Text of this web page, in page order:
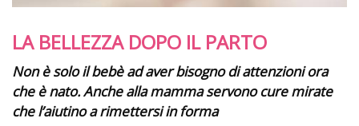
LA BELLEZZA DOPO IL PARTO
Non è solo il bebè ad aver bisogno di attenzioni ora
che è nato. Anche alla mamma servono cure mirate
che l’aiutino a rimettersi in forma